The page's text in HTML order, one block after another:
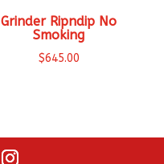
Grinder Ripndip No
Smoking
$645.00